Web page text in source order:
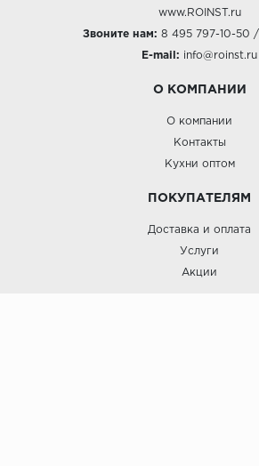
www.ROINST.ru
Звоните нам: 8 495 797-10-50 /
E-mail: info@roinst.ru
О КОМПАНИИ
О компании
Контакты
Кухни оптом
ПОКУПАТЕЛЯМ
Доставка и оплата
Услуги
Акции